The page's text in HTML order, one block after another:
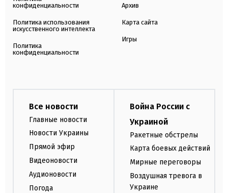
конфиденциальности
Политика использования
искусственного интеллекта
Политика
конфиденциальности
Архив
Карта сайта
Игры
Все новости
Главные новости
Новости Украины
Прямой эфир
Видеоновости
Аудионовости
Погода
Война России с
Украиной
Ракетные обстрелы
Карта боевых действий
Мирные переговоры
Воздушная тревога в
Украине